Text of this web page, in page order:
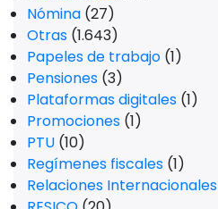
Nómina (27)
Otras (1.643)
Papeles de trabajo (1)
Pensiones (3)
Plataformas digitales (1)
Promociones (1)
PTU (10)
Regímenes fiscales (1)
Relaciones Internacionales